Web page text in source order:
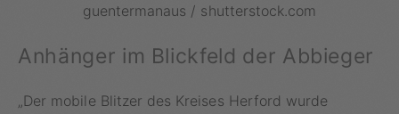
guentermanaus / shutterstock.com
Anhänger im Blickfeld der Abbieger
„Der mobile Blitzer des Kreises Herford wurde